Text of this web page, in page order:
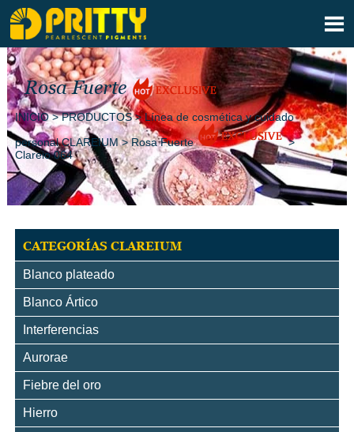

Rosa Fuerte
INICIO>PRODUCTOS>Línea de cosmética y cuidado
personal CLAREIUM>Rosa Fuerte
>
Clareio 064
CATEGORÍAS CLAREIUM
Blanco plateado
Blanco Ártico
Interferencias
Aurorae
Fiebre del oro
Hierro